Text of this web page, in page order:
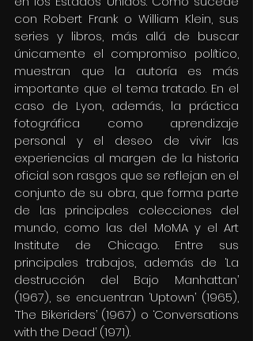
con Robert Frank o William Klein, sus
series y libros, más allá de buscar
únicamente el compromiso político,
muestran que la autoría es más
importante que el tema tratado. En el
caso de Lyon, además, la práctica
fotográfica como aprendizaje
personal y el deseo de vivir las
experiencias al margen de la historia
oficial son rasgos que se reflejan en el
conjunto de su obra, que forma parte
de las principales colecciones del
mundo, como las del MoMA y el Art
Institute de Chicago. Entre sus
principales trabajos, además de ‘La
destrucción del Bajo Manhattan’
(1967), se encuentran ‘Uptown’ (1965),
‘The Bikeriders’ (1967) o ‘Conversations
with the Dead’ (1971).